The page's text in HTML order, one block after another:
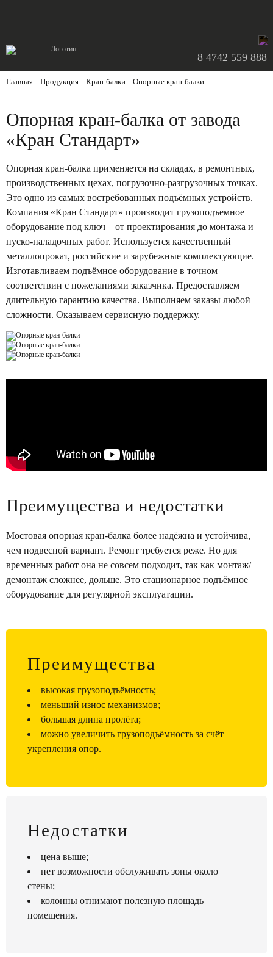
8 4742 559 888
Главная Продукция Кран-балки Опорные кран-балки
Опорная кран-балка от завода
«Кран Стандарт»
Опорная кран-балка применяется на складах, в ремонтных,
производственных цехах, погрузочно-разгрузочных точках.
Это одно из самых востребованных подъёмных устройств.
Компания «Кран Стандарт» производит грузоподъемное
оборудование под ключ – от проектирования до монтажа и
пуско-наладочных работ. Используется качественный
металлопрокат, российские и зарубежные комплектующие.
Изготавливаем подъёмное оборудование в точном
соответствии с пожеланиями заказчика. Предоставляем
длительную гарантию качества. Выполняем заказы любой
сложности. Оказываем сервисную поддержку.
Преимущества и недостатки
Мостовая опорная кран-балка более надёжна и устойчива,
чем подвесной вариант. Ремонт требуется реже. Но для
временных работ она не совсем подходит, так как монтаж/
демонтаж сложнее, дольше. Это стационарное подъёмное
оборудование для регулярной эксплуатации.
Преимущества
высокая грузоподъёмность;
меньший износ механизмов;
большая длина пролёта;
можно увеличить грузоподъёмность за счёт
укрепления опор.
Недостатки
цена выше;
нет возможности обслуживать зоны около
стены;
колонны отнимают полезную площадь
помещения.